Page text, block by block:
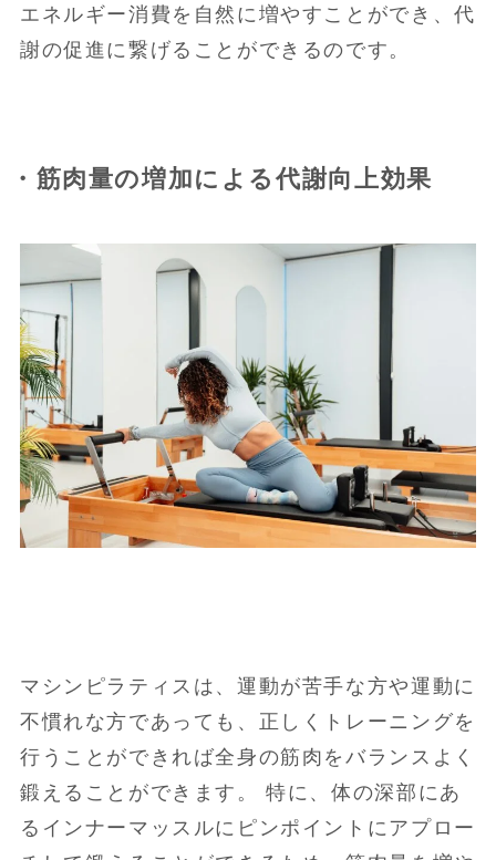
エネルギー消費を自然に増やすことができ、代
謝の促進に繋げることができるのです。
・筋肉量の増加による代謝向上効果
マシンピラティスは、運動が苦手な方や運動に
不慣れな方であっても、正しくトレーニングを
行うことができれば全身の筋肉をバランスよく
鍛えることができます。 特に、体の深部にあ
るインナーマッスルにピンポイントにアプロー